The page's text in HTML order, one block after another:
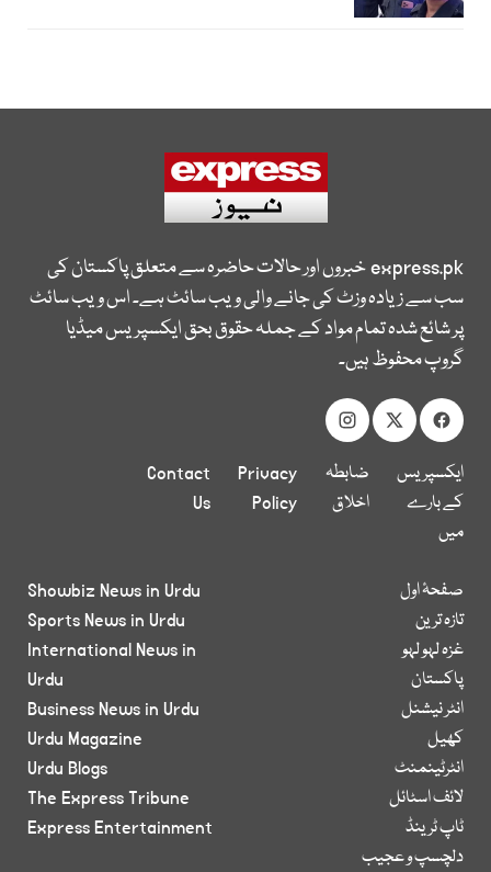
express.pkخبروں اور حالات حاضرہ سے متعلق پاکستان کی
سب سے زیادہ وزٹ کی جانے والی ویب سائٹ ہے۔ اس ویب سائٹ
پر شائع شدہ تمام مواد کے جملہ حقوق بحق ایکسپریس میڈیا
گروپ محفوظ ہیں۔
ایکسپریس
کے بارے
میں
ضابطہ
اخلاق
Privacy
Policy
Contact
Us
صفحۂ اول
تازہ ترین
غزہ لہو لہو
پاکستان
انٹر نیشنل
کھیل
انٹرٹینمنٹ
لائف اسٹائل
ٹاپ ٹرینڈ
دلچسپ و عجیب
Showbiz News in Urdu
Sports News in Urdu
International News in
Urdu
Business News in Urdu
Urdu Magazine
Urdu Blogs
The Express Tribune
Express Entertainment